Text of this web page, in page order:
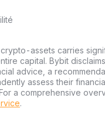
assets carries
capital. Bybit
advice, a
assess their
a comprehensive
.